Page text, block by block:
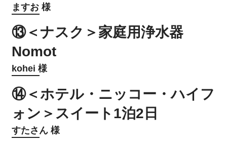
ますお 様
⑬＜ナスク＞家庭用浄水器
Nomot
kohei 様
⑭＜ホテル・ニッコー・ハイフ
ォン＞スイート1泊2日
すたさん 様